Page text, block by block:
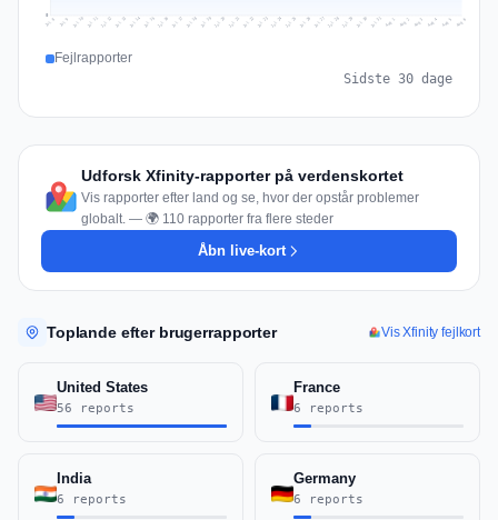
Jul 8 Jul 9 Jul 10 Jul 11 Jul 12 Jul 13 Jul 14 Jul 15 Jul 16 Jul 17 Jul 18 Jul 19 Jul 20 Jul 21 Jul 22 Jul 23 Jul 24 Jul 25 Jul 26 Jul 27 Jul 28 Jul 29 Jul 30 Jul 31 Aug 1 Aug 2 Aug 3 Aug 4 Aug 5 Aug 6
Fejlrapporter
Sidste 30 dage
Udforsk Xfinity-rapporter på verdenskortet
Vis rapporter efter land og se, hvor der opstår problemer
globalt. — 🌍 110 rapporter fra flere steder
Åbn live-kort
Toplande efter brugerrapporter Vis Xfinity fejlkort
United States
56 reports
France
6 reports
India
6 reports
Germany
6 reports